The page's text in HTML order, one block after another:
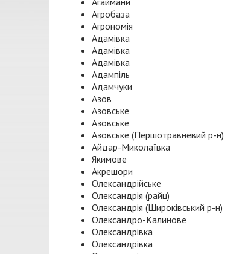
Агробаза
Агрономія
Адамівка
Адамівка
Адамівка
Адампіль
Адамчуки
Азов
Азовське
Азовське
Азовське (Першотравневий р-н)
Айдар-Миколаївка
Якимове
Акрешори
Олександрійське
Олександрія (райц)
Олександрія (Широківський р-н)
Олександро-Калинове
Олександрівка
Олександрівка